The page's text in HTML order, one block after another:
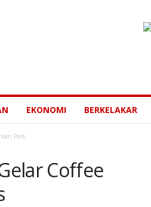
EKONOMI BERKELAKAR
Pers
Coffee